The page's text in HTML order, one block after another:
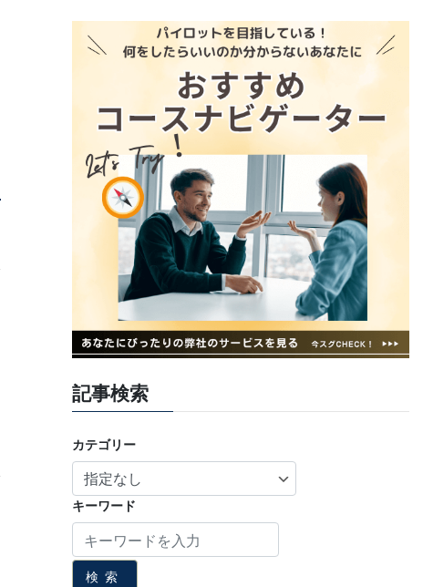
記事検索
カテゴリー
キーワード
検索